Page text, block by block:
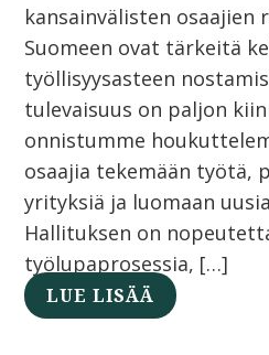
kansainvälisten osaajien
Suomeen ovat tärkeitä
työllisyysasteen
tulevaisuus on paljon
onnistumme
osaajia tekemään työtä,
yrityksiä ja luomaan
Hallituksen on
työlupaprosessia, […]
LUE LISÄÄ